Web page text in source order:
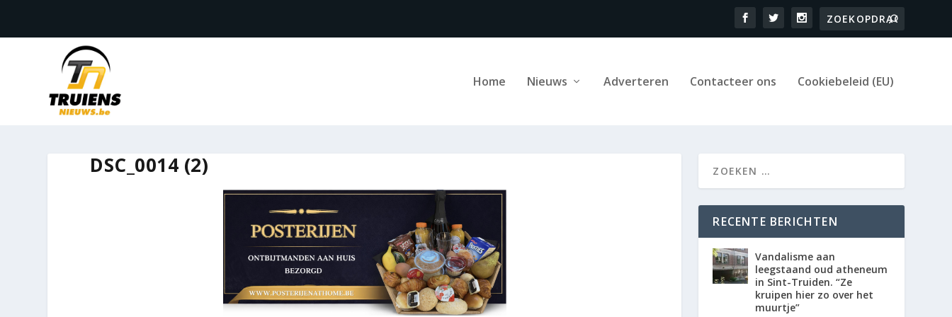
Home Nieuws Adverteren Contacteer ons Cookiebeleid (EU)
DSC_0014 (2)
RECENTE BERICHTEN
Vandalisme aan
leegstaand oud atheneum
in Sint-Truiden. “Ze
kruipen hier zo over het
muurtje”